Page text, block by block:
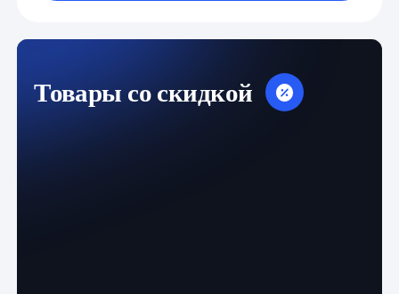
Товары со скидкой